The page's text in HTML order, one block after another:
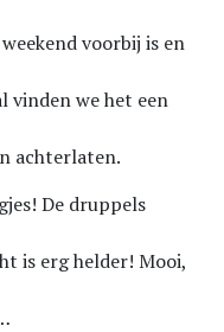
voorbij is en
vinden we het een
achterlaten.
De druppels
is erg helder! Mooi,